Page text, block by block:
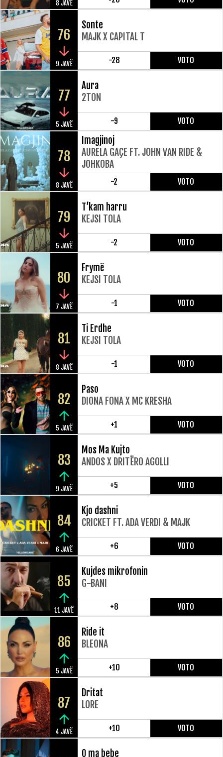
8 JAVË
76
9 JAVË
Sonte
MAJK X CAPITAL T
-28 VOTO
77
5 JAVË
Aura
2TON
-9 VOTO
78
8 JAVË
Imagjinoj
AURELA GAÇE FT. JOHN VAN RIDE &
JOHKOBA
-2 VOTO
79
5 JAVË
T’kam harru
KEJSI TOLA
-2 VOTO
80
7 JAVË
Frymë
KEJSI TOLA
-1 VOTO
81
8 JAVË
Ti Erdhe
KEJSI TOLA
-1 VOTO
82
5 JAVË
Paso
DIONA FONA X MC KRESHA
+1 VOTO
83
9 JAVË
Mos Ma Kujto
ANDOS X DRITËRO AGOLLI
+5 VOTO
84
6 JAVË
Kjo dashni
CRICKET FT. ADA VERDI & MAJK
+6 VOTO
85
11 JAVË
Kujdes mikrofonin
G-BANI
+8 VOTO
86
5 JAVË
Ride it
BLEONA
+10 VOTO
87
4 JAVË
Dritat
LORE
+10 VOTO
O ma bebe